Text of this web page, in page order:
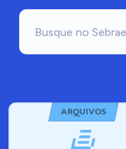
ARQUIVOS